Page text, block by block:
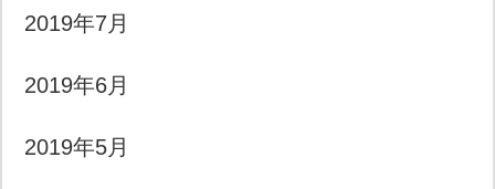
2019年7月
2019年6月
2019年5月